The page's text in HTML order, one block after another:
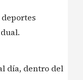
día, dentro del